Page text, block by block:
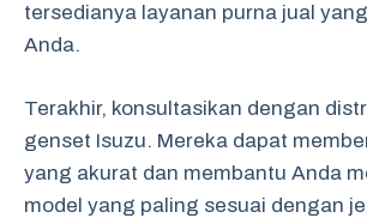
tersedianya layanan purna jual
Anda.
Terakhir, konsultasikan dengan
genset Isuzu. Mereka dapat
yang akurat dan membantu Anda
model yang paling sesuai dengan